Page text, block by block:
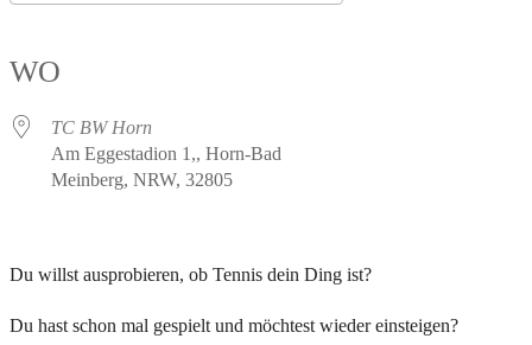
WO
TC BW Horn
Am Eggestadion 1,, Horn-Bad
Meinberg, NRW, 32805
Du willst ausprobieren, ob Tennis dein Ding ist?
Du hast schon mal gespielt und möchtest wieder einsteigen?